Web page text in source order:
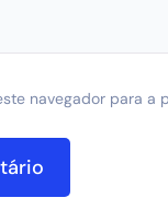
navegador para a